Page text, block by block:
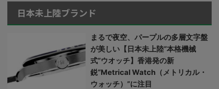
日本未上陸ブランド
まるで夜空、パープルの多層文字盤
が美しい【日本未上陸“本格機械
式”ウオッチ】香港発の新
鋭“Metrical Watch（メトリカル・
ウォッチ）”に注目